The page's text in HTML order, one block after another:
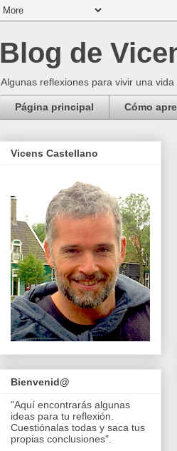
Blog de
Algunas reflexiones para vivir una
Página principal Cómo
Vicens Castellano
Bienvenid@
"Aquí encontrarás algunas
ideas para tu reflexión.
Cuestiónalas todas y saca tus
propias conclusiones".